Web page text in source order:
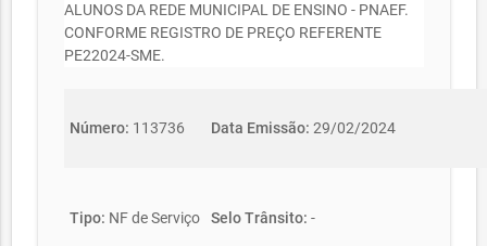
ALUNOS DA REDE MUNICIPAL DE ENSINO - PNAEF.
CONFORME REGISTRO DE PREÇO REFERENTE
PE22024-SME.
Número: 113736 Data Emissão: 29/02/2024
Tipo: NF de Serviço Selo Trânsito: -